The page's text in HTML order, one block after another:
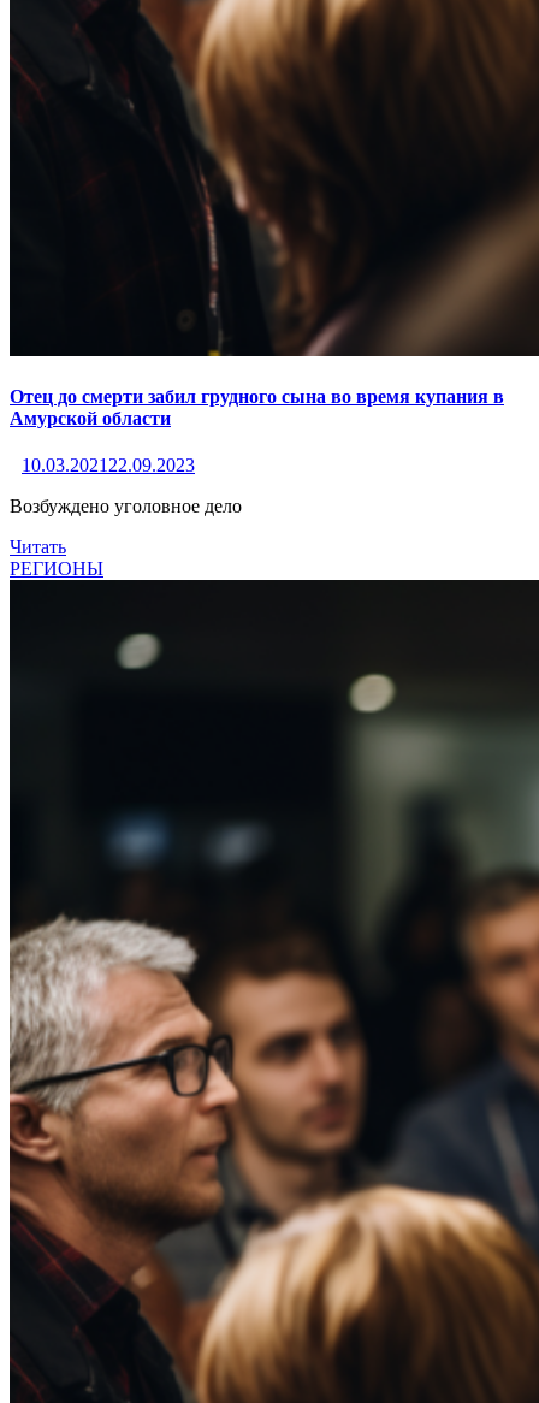
Отец до смерти забил грудного сына во время купания в
Амурской области
10.03.2021 22.09.2023
Возбуждено уголовное дело
Читать
РЕГИОНЫ